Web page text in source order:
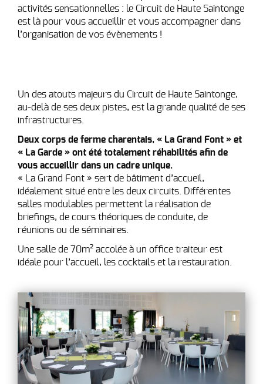
activités sensationnelles : le Circuit de Haute Saintonge
est là pour vous accueillir et vous accompagner dans
l’organisation de vos évènements !
Un des atouts majeurs du Circuit de Haute Saintonge,
au-delà de ses deux pistes, est la grande qualité de ses
infrastructures.
Deux corps de ferme charentais, « La Grand Font » et
« La Garde » ont été totalement réhabilités afin de
vous accueillir dans un cadre unique.
« La Grand Font » sert de bâtiment d’accueil,
idéalement situé entre les deux circuits. Différentes
salles modulables permettent la réalisation de
briefings, de cours théoriques de conduite, de
réunions ou de séminaires.
Une salle de 70m² accolée à un office traiteur est
idéale pour l’accueil, les cocktails et la restauration.